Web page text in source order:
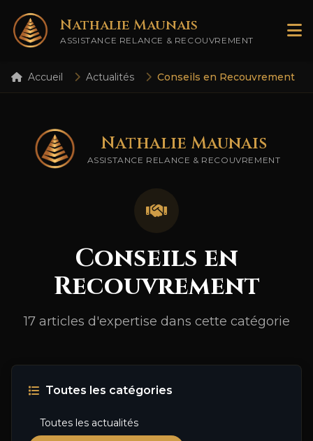
Nathalie Maunais
ASSISTANCE RELANCE & RECOUVREMENT
Accueil Actualités Conseils en Recouvrement
Nathalie Maunais
ASSISTANCE RELANCE & RECOUVREMENT
Conseils en
Recouvrement
17 articles d'expertise dans cette catégorie
Toutes les catégories
Toutes les actualités